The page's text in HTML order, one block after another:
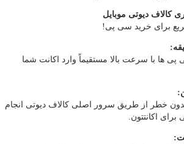
برای خرید سی پی!
ها با سرعت بالا مستقیماً وارد اکانت شما
خطر از طریق سرور اصلی کالاف دیوتی انجام
اکانتتون.